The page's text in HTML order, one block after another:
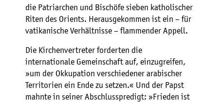
die Patriarchen und Bischöfe sieben katholischer
Riten des Orients. Herausgekommen ist ein – für
vatikanische Verhältnisse – flammender Appell.
Die Kirchenvertreter forderten die
internationale Gemeinschaft auf, einzugreifen,
»um der Okkupation verschiedener arabischer
Territorien ein Ende zu setzen.« Und der Papst
mahnte in seiner Abschlusspredigt: »Frieden ist